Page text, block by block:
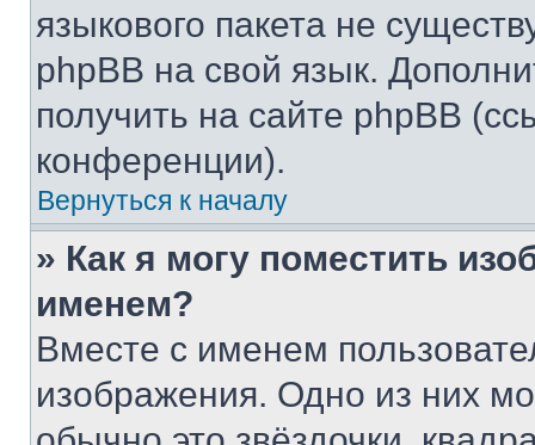
языкового пакета не
phpBB на свой язык.
получить на сайте phpBB
конференции).
Вернуться к началу
» Как я могу поместить
именем?
Вместе с именем
изображения. Одно из них